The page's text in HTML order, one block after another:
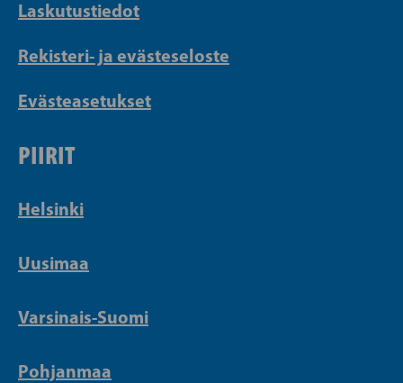
Laskutustiedot
Rekisteri- ja evästeseloste
Evästeasetukset
PIIRIT
Helsinki
Uusimaa
Varsinais-Suomi
Pohjanmaa